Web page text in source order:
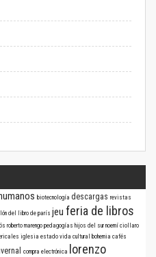
biotecnología descargas revistas
del libro de parís jeu feria de libros
roberto marengo pedagogías hijos del sur noemí ciollaro
iglesia estado vida cultural bohemia cafés
compra electrónica
lorenzo